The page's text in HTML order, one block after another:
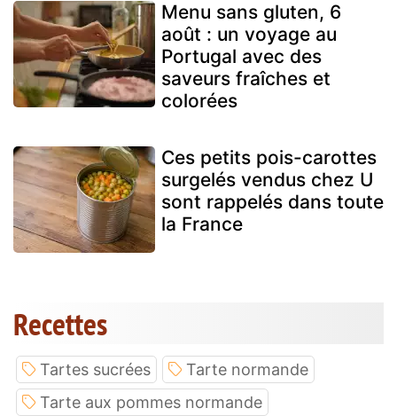
Menu sans gluten, 6
août : un voyage au
Portugal avec des
saveurs fraîches et
colorées
Ces petits pois-carottes
surgelés vendus chez U
sont rappelés dans toute
la France
Recettes
Tartes sucrées
Tarte normande
Tarte aux pommes normande